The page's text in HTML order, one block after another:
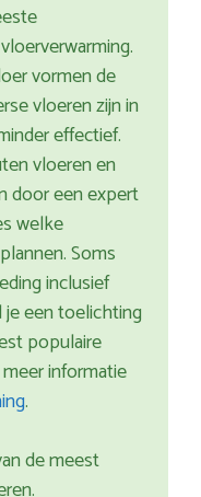
vormen de
vloeren zijn in
effectief.
vloeren en
door een expert
welke
Soms
inclusief
een toelichting
populaire
informatie
.
de meest